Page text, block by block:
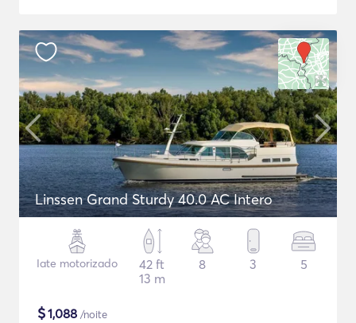
Linssen Grand Sturdy 40.0 AC Intero
Iate motorizado
42 ft
13 m
8 3 5
$1,088 /noite